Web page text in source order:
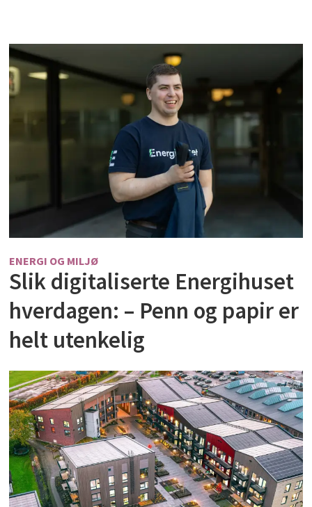
ENERGI OG MILJØ
Slik digitaliserte Energihuset
hverdagen: – Penn og papir er
helt utenkelig